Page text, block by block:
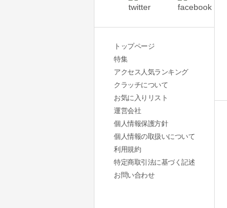
トップページ
特集
アクセス人気ランキング
クラッチについて
お気に入りリスト
運営会社
個人情報保護方針
個人情報の取扱いについて
利用規約
特定商取引法に基づく記述
お問い合わせ